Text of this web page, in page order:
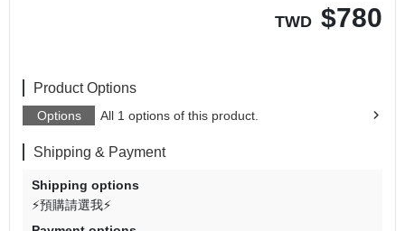
TWD $780
Product Options
Options All 1 options of this product.
Shipping & Payment
Shipping options
⚡預購請選我⚡